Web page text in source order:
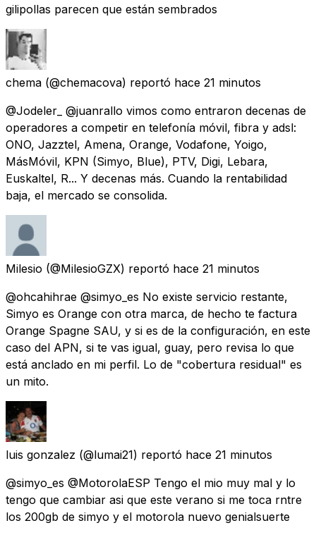
gilipollas parecen que están sembrados
chema (@chemacova) reportó hace 21 minutos
@Jodeler_ @juanrallo vimos como entraron decenas de
operadores a competir en telefonía móvil, fibra y adsl:
ONO, Jazztel, Amena, Orange, Vodafone, Yoigo,
MásMóvil, KPN (Simyo, Blue), PTV, Digi, Lebara,
Euskaltel, R... Y decenas más. Cuando la rentabilidad
baja, el mercado se consolida.
Milesio (@MilesioGZX) reportó hace 21 minutos
@ohcahihrae @simyo_es No existe servicio restante,
Simyo es Orange con otra marca, de hecho te factura
Orange Spagne SAU, y si es de la configuración, en este
caso del APN, si te vas igual, guay, pero revisa lo que
está anclado en mi perfil. Lo de "cobertura residual" es
un mito.
luis gonzalez (@lumai21) reportó hace 21 minutos
@simyo_es @MotorolaESP Tengo el mio muy mal y lo
tengo que cambiar asi que este verano si me toca rntre
los 200gb de simyo y el motorola nuevo genialsuerte